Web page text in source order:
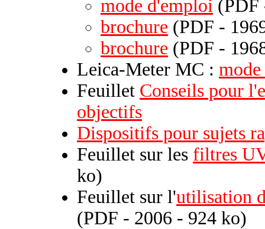
mode d'emploi (PDF
brochure (PDF -
brochure (PDF -
Leica-Meter MC :
Feuillet Conseils pour
objectifs
Dispositifs pour sujets
Feuillet sur les filtres
ko)
Feuillet sur l'utilisation
(PDF - 2006 - 924 ko)